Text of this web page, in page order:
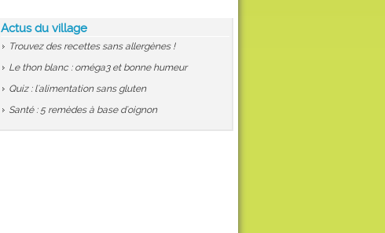
Actus du village
Trouvez des recettes sans allergènes !
Le thon blanc : oméga3 et bonne humeur
Quiz : l'alimentation sans gluten
Santé : 5 remèdes à base d'oignon